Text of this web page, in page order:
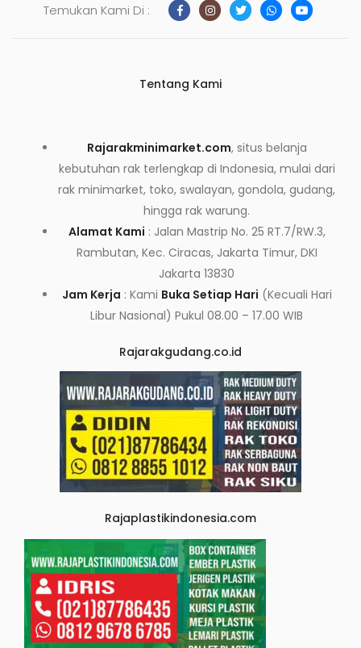
Temukan Kami Di :
Tentang Kami
Rajarakminimarket.com, situs belanja
kebutuhan rak terlengkap di Indonesia, mulai dari
rak minimarket, toko, swalayan, gondola, gudang,
hingga rak warung.
Alamat Kami : Jalan Mastrip No. 25 RT.7/RW.3,
Rambutan, Kec. Ciracas, Jakarta Timur, DKI
Jakarta 13830
Jam Kerja : Kami Buka Setiap Hari (Kecuali Hari
Libur Nasional) Pukul 08.00 – 17.00 WIB
Rajarakgudang.co.id
Rajaplastikindonesia.com